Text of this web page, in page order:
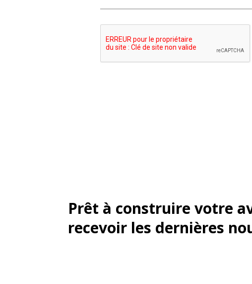
Prêt à construire votre
recevoir les dernières